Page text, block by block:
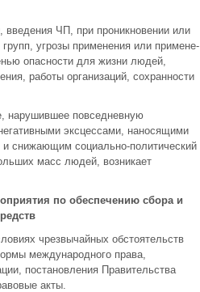
введения ЧП, при проникновении или
групп, угрозы применения или примене­
опасности для жизни людей,
работы организаций, сохранности
нарушившее повседневную
эксцессами, наносящими
снижающим социально-политический
масс людей, возникает
по обеспечению сбора и
чрезвычайных обстоятельств
международного права,
постановле­ния Правительства
акты.